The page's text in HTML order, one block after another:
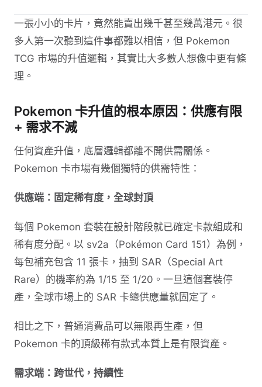
一張小小的卡片，竟然能賣出幾千甚至幾萬港元。很
多人第一次聽到這件事都難以相信，但 Pokemon
TCG 市場的升值邏輯，其實比大多數人想像中更有條
理。
Pokemon 卡升值的根本原因：供應有限
+ 需求不減
任何資產升值，底層邏輯都離不開供需關係。
Pokemon 卡市場有幾個獨特的供需特性：
供應端：固定稀有度，全球封頂
每個 Pokemon 套裝在設計階段就已確定卡款組成和
稀有度分配。以 sv2a（Pokémon Card 151）為例，
每包補充包含 11 張卡，抽到 SAR（Special Art
Rare）的機率約為 1/15 至 1/20。一旦這個套裝停
產，全球市場上的 SAR 卡總供應量就固定了。
相比之下，普通消費品可以無限再生產，但
Pokemon 卡的頂級稀有款式本質上是有限資產。
需求端：跨世代，持續性